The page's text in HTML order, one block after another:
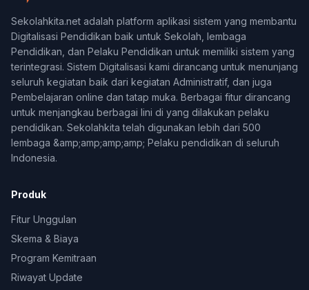
Sekolahkita.net adalah platform aplikasi sistem yang membantu
Digitalisasi Pendidikan baik untuk Sekolah, lembaga
Pendidikan, dan Pelaku Pendidikan untuk memiliki sistem yang
terintegrasi. Sistem Digitalisasi kami dirancang untuk menunjang
seluruh kegiatan baik dari kegiatan Administratif, dan juga
Pembelajaran online dan tatap muka. Berbagai fitur dirancang
untuk menjangkau berbagai lini di yang dilakukan pelaku
pendidikan. Sekolahkita telah digunakan lebih dari 500
lembaga &amp;amp;amp;amp; Pelaku pendidikan di seluruh
Indonesia.
Produk
Fitur Unggulan
Skema & Biaya
Program Kemitraan
Riwayat Update